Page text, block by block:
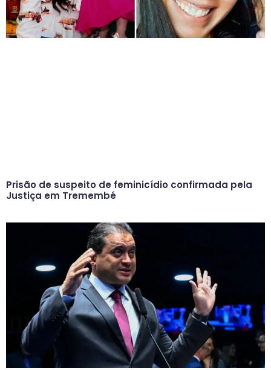
Prisão de suspeito de feminicídio confirmada pela
Justiça em Tremembé